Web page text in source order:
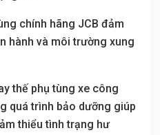
chính hãng JCB đảm
hành và môi trường xung
thế phụ tùng xe công
quá trình bảo dưỡng giúp
thiểu tình trạng hư